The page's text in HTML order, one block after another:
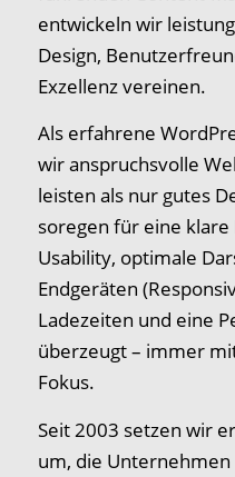
entwickeln wir
Design,
Exzellenz vereinen.
Als erfahrene
wir anspruchsvolle
leisten als nur gutes
soregen für eine
Usability, optimale
Endgeräten
Ladezeiten und eine
überzeugt – immer
Fokus.
Seit 2003 setzen wir
um, die